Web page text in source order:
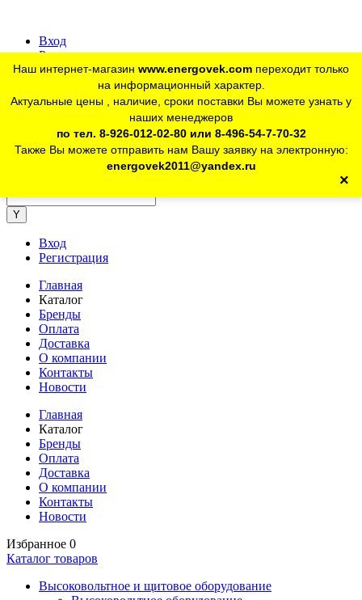
Вход
Регистрация
Для юр. лиц:+7 (926) 012-02-80
telegram Розничный магазин:+7 (925) 902-46-10
Наш интернет-магазин www.energovek.com переходит только
на информационный характер.
Актуальные цены , наличие, сроки поставки Вы можете узнать у
наших менеджеров
по тел. 8-926-012-02-80 или 8-496-54-7-70-32
Также Вы можете отправить нам Вашу заявку на электронную:
energovek2011@yandex.ru
×
Вход
Регистрация
Главная
Каталог
Бренды
Оплата
Доставка
О компании
Контакты
Новости
Главная
Каталог
Бренды
Оплата
Доставка
О компании
Контакты
Новости
Избранное 0
Каталог товаров
Высоковольтное и щитовое оборудование